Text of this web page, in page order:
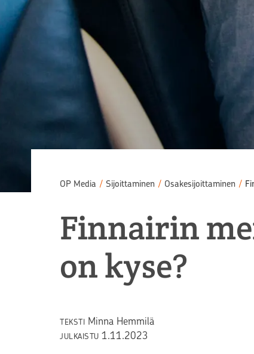
OP Media / Sijoittaminen / Osakesijoittaminen /
Finnairin
on kyse?
TEKSTI Minna Hemmilä
JULKAISTU 1.11.2023